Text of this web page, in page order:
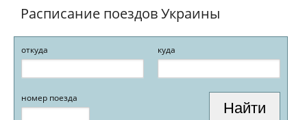
Расписание поездов Украины
откуда куда
номер поезда